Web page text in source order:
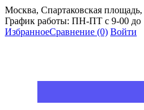
Москва, Спартаковская площадь,
График работы: ПН-ПТ с 9-00 до
ИзбранноеСравнение (0) Войти